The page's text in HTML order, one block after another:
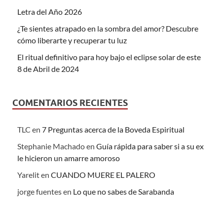
Letra del Año 2026
¿Te sientes atrapado en la sombra del amor? Descubre
cómo liberarte y recuperar tu luz
El ritual definitivo para hoy bajo el eclipse solar de este
8 de Abril de 2024
COMENTARIOS RECIENTES
TLC en 7 Preguntas acerca de la Boveda Espiritual
Stephanie Machadoen Guía rápida para saber si a su ex
le hicieron un amarre amoroso
Yareliten CUANDO MUERE EL PALERO
jorge fuentesen Lo que no sabes de Sarabanda